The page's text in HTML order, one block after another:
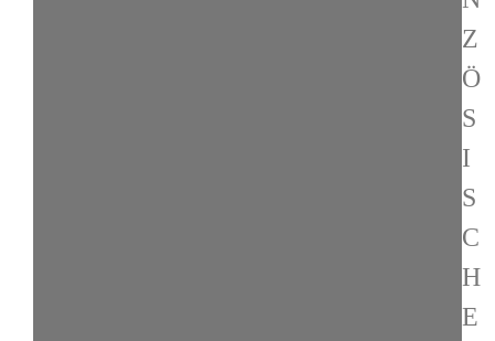
Z
Ö
S
I
S
C
H
E